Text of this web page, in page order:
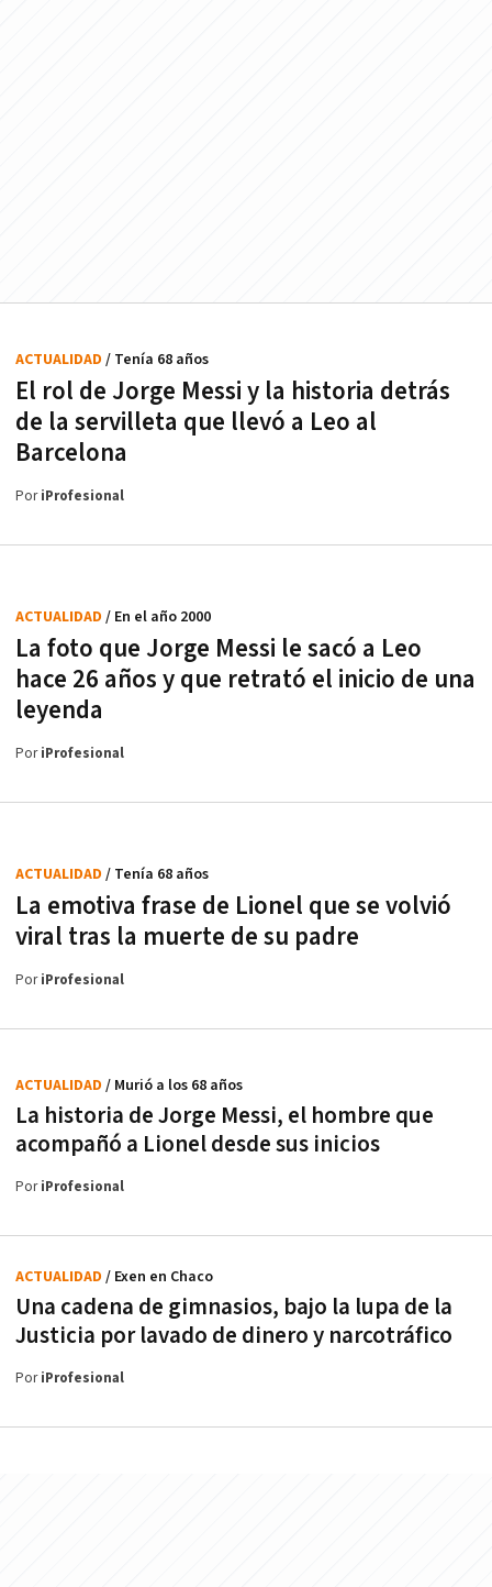
El rol de Jorge Messi y la historia detrás
de la servilleta que llevó a Leo al
Barcelona
ACTUALIDAD / Tenía 68 años
PoriProfesional
La foto que Jorge Messi le sacó a Leo
hace 26 años y que retrató el inicio de una
leyenda
ACTUALIDAD / En el año 2000
PoriProfesional
La emotiva frase de Lionel que se volvió
viral tras la muerte de su padre
ACTUALIDAD / Tenía 68 años
PoriProfesional
La historia de Jorge Messi, el hombre que
acompañó a Lionel desde sus inicios
ACTUALIDAD / Murió a los 68 años
PoriProfesional
Una cadena de gimnasios, bajo la lupa de la
Justicia por lavado de dinero y narcotráfico
ACTUALIDAD / Exen en Chaco
PoriProfesional